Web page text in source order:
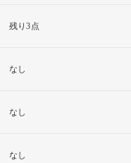
残り3点
なし
なし
なし